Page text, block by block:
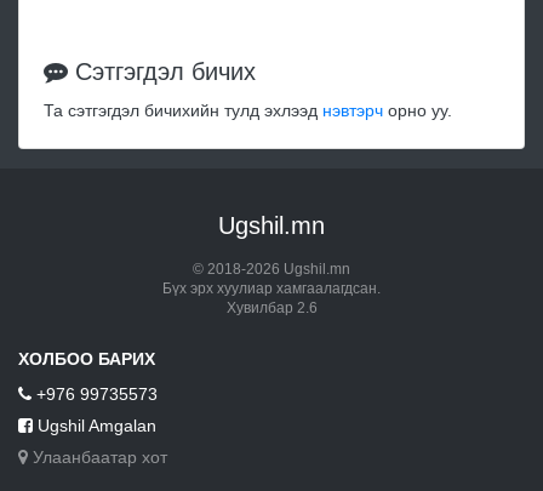
Сэтгэгдэл бичих
Та сэтгэгдэл бичихийн тулд эхлээд нэвтэрч орно уу.
Ugshil.mn
© 2018-2026 Ugshil.mn
Бүх эрх хуулиар хамгаалагдсан.
Хувилбар 2.6
ХОЛБОО БАРИХ
+976 99735573
Ugshil Amgalan
Улаанбаатар хот